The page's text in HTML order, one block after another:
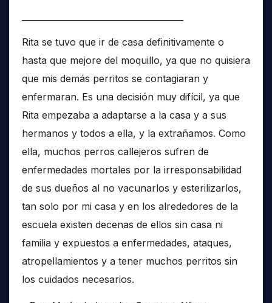
Rita se tuvo que ir de casa definitivamente o
hasta que mejore del moquillo, ya que no quisiera
que mis demás perritos se contagiaran y
enfermaran. Es una decisión muy difícil, ya que
Rita empezaba a adaptarse a la casa y a sus
hermanos y todos a ella, y la extrañamos. Como
ella, muchos perros callejeros sufren de
enfermedades mortales por la irresponsabilidad
de sus dueños al no vacunarlos y esterilizarlos,
tan solo por mi casa y en los alrededores de la
escuela existen decenas de ellos sin casa ni
familia y expuestos a enfermedades, ataques,
atropellamientos y a tener muchos perritos sin
los cuidados necesarios.